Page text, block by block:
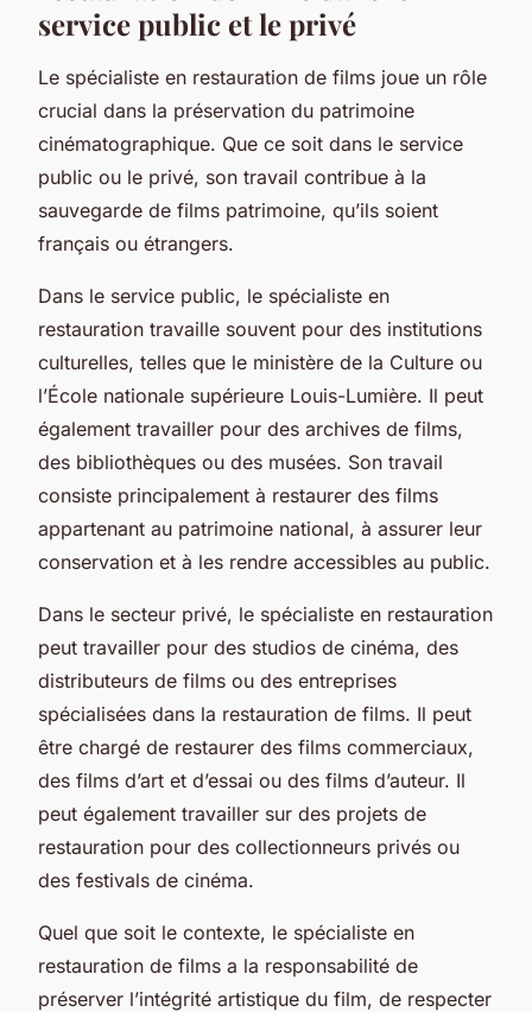
service public et le privé
Le spécialiste en restauration de films joue un rôle
crucial dans la préservation du patrimoine
cinématographique. Que ce soit dans le service
public ou le privé, son travail contribue à la
sauvegarde de films patrimoine, qu’ils soient
français ou étrangers.
Dans le service public, le spécialiste en
restauration travaille souvent pour des institutions
culturelles, telles que le ministère de la Culture ou
l’École nationale supérieure Louis-Lumière. Il peut
également travailler pour des archives de films,
des bibliothèques ou des musées. Son travail
consiste principalement à restaurer des films
appartenant au patrimoine national, à assurer leur
conservation et à les rendre accessibles au public.
Dans le secteur privé, le spécialiste en restauration
peut travailler pour des studios de cinéma, des
distributeurs de films ou des entreprises
spécialisées dans la restauration de films. Il peut
être chargé de restaurer des films commerciaux,
des films d’art et d’essai ou des films d’auteur. Il
peut également travailler sur des projets de
restauration pour des collectionneurs privés ou
des festivals de cinéma.
Quel que soit le contexte, le spécialiste en
restauration de films a la responsabilité de
préserver l’intégrité artistique du film, de respecter